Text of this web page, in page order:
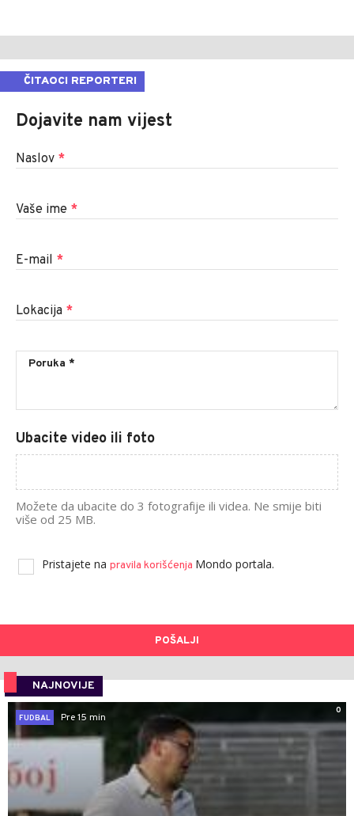
ČITAOCI REPORTERI
Dojavite nam vijest
Naslov *
Vaše ime *
E-mail *
Lokacija *
Ubacite video ili foto
Možete da ubacite do 3 fotografije ili videa. Ne smije biti
više od 25 MB.
Pristajete na pravila korišćenja Mondo portala.
POŠALJI
NAJNOVIJE
0
FUDBAL
Pre 15 min